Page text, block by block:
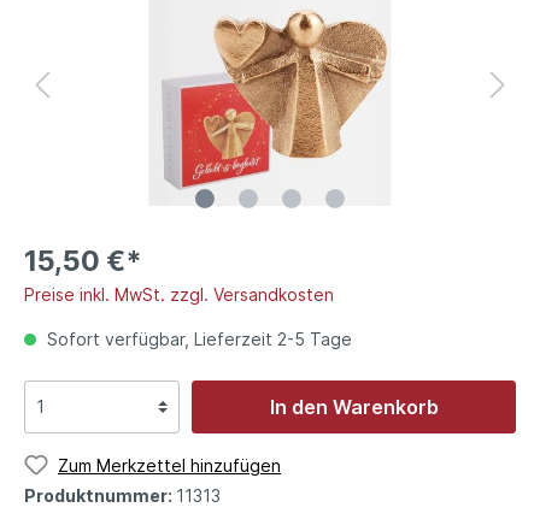
15,50 €*
Preise inkl. MwSt. zzgl. Versandkosten
Sofort verfügbar, Lieferzeit 2-5 Tage
In den Warenkorb
Zum Merkzettel hinzufügen
Produktnummer: 11313